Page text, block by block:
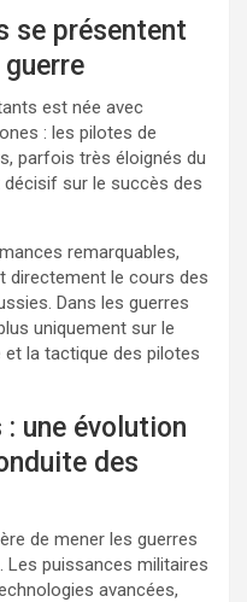
se présentent
est née avec
: les pilotes de
parfois très éloignés du
sur le succès des
remarquables,
directement le cours des
Dans les guerres
uniquement sur le
la tactique des pilotes
une évolution
des
de mener les guerres
Les puissances militaires
avancées,